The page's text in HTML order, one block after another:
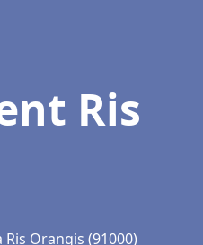
Ris
Orangis (91000)